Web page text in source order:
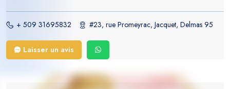
un souvenir ou de donner confiance à une personne avant un rendez-
vous important. Avec peu de moyens, mais une immense passion pour
l’univers de la beauté et des fragrances, il a commencé à faire découvrir
à son entourage des parfums qu’il sélectionnait lui-même. Chaque
recommandation était le fruit d’une écoute attentive : comprendre la
+ 509 31695832 #23, rue Promeyrac, Jacquet, Delmas 95
Laisser un avis